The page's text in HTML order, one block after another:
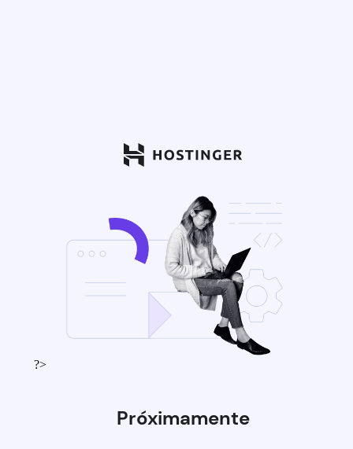
?>
Próximamente